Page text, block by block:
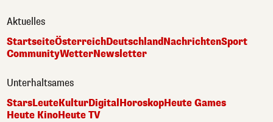
Aktuelles
StartseiteÖsterreichDeutschlandNachrichtenSport
CommunityWetterNewsletter
Unterhaltsames
StarsLeuteKulturDigital HoroskopHeute Games
Heute KinoHeute TV